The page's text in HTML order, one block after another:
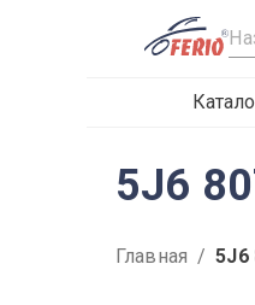
R
5J6
Главная / 5J6